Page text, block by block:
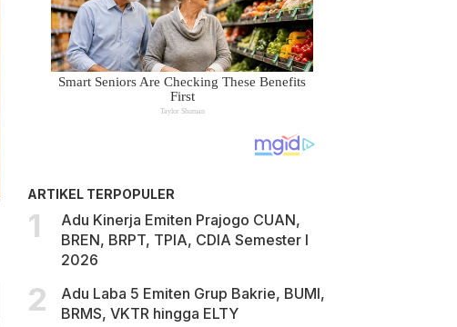
ARTIKEL TERPOPULER
Adu Kinerja Emiten Prajogo CUAN,
BREN, BRPT, TPIA, CDIA Semester I
2026
Adu Laba 5 Emiten Grup Bakrie, BUMI,
BRMS, VKTR hingga ELTY